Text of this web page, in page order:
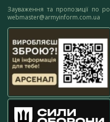
Зауваження та пропозиції по
webmaster@armyinform.com.ua